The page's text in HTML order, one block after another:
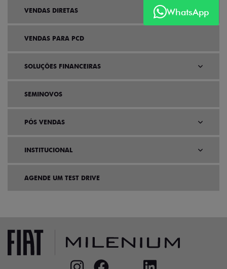
WhatsApp
VENDAS DIRETAS
VENDAS PARA PCD
SOLUÇÕES FINANCEIRAS
SEMINOVOS
PÓS VENDAS
INSTITUCIONAL
AGENDE UM TEST DRIVE